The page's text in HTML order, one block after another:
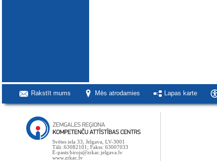
Rakstīt mums Mēs atrodamies Lapas karte
Svētes iela 33, Jelgava, LV-3001
Tālr.:63082101; Fakss: 63007033
E-pasts:birojs@zrkac.jelgava.lv
www.zrkac.lv